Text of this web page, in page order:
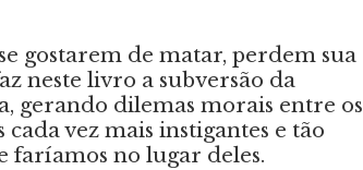
gostarem de matar, perdem sua
neste livro a subversão da
gerando dilemas morais entre os
vez mais instigantes e tão
faríamos no lugar deles.